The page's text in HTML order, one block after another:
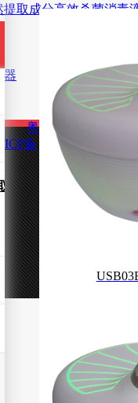
取成分高效杀菌消毒
器
粤
ICP备